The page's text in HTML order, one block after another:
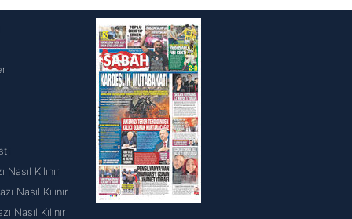
Nasıl Kılınır
Nasıl Kılınır
Nasıl Kılınır